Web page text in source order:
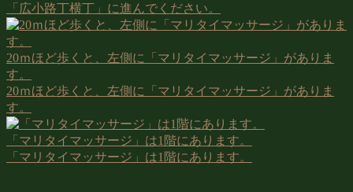
「広小路丁横丁」に進んでください。
20ｍほど歩くと、左側に「マリタイマッサージ」がありま
す。
20ｍほど歩くと、左側に「マリタイマッサージ」がありま
す。
「マリタイマッサージ」は1階にあります。
「マリタイマッサージ」は1階にあります。